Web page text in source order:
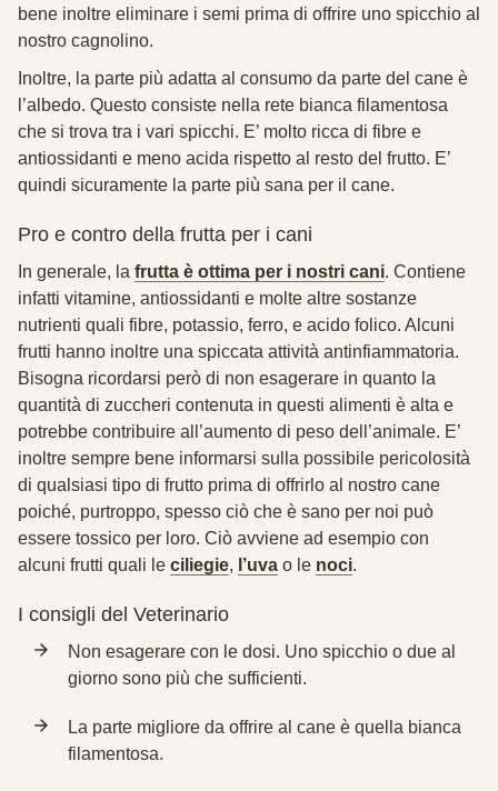
bene inoltre eliminare i semi prima di offrire uno spicchio al
nostro cagnolino.
Inoltre, la parte più adatta al consumo da parte del cane è
l’albedo. Questo consiste nella rete bianca filamentosa
che si trova tra i vari spicchi. E’ molto ricca di fibre e
antiossidanti e meno acida rispetto al resto del frutto. E’
quindi sicuramente la parte più sana per il cane.
Pro e contro della frutta per i cani
In generale, la frutta è ottima per i nostri cani. Contiene
infatti vitamine, antiossidanti e molte altre sostanze
nutrienti quali fibre, potassio, ferro, e acido folico. Alcuni
frutti hanno inoltre una spiccata attività antinfiammatoria.
Bisogna ricordarsi però di non esagerare in quanto la
quantità di zuccheri contenuta in questi alimenti è alta e
potrebbe contribuire all’aumento di peso dell’animale. E’
inoltre sempre bene informarsi sulla possibile pericolosità
di qualsiasi tipo di frutto prima di offrirlo al nostro cane
poiché, purtroppo, spesso ciò che è sano per noi può
essere tossico per loro. Ciò avviene ad esempio con
alcuni frutti quali le ciliegie, l’uva o le noci.
I consigli del Veterinario
Non esagerare con le dosi. Uno spicchio o due al
giorno sono più che sufficienti.
La parte migliore da offrire al cane è quella bianca
filamentosa.